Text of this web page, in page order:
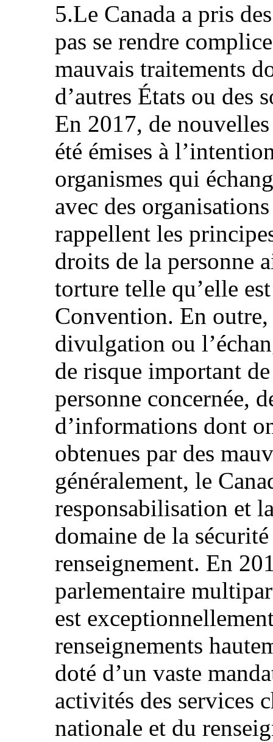
5.Le Canada a pris
pas se rendre
mauvais traitements
d’autres États ou des
En 2017, de
été émises à
organismes qui
avec des
rappellent les
droits de la personne
torture telle qu’elle
Convention. En
divulgation ou
de risque important
personne concernée,
d’informations dont
obtenues par des
généralement, le
responsabilisation et
domaine de la
renseignement. En
parlementaire
est
renseignements
doté d’un vaste
activités des services
nationale et du